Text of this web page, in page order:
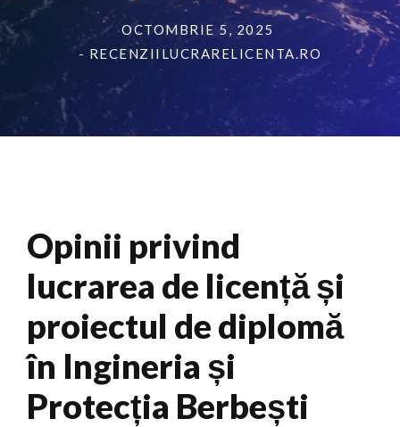
OCTOMBRIE 5, 2025
- RECENZIILUCRARELICENTA.RO
Opinii privind
lucrarea de licență și
proiectul de diplomă
în Ingineria și
Protecția Berbești